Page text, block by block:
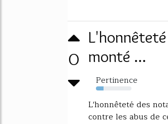
0 monté ...
Pertinence
21%
L'honnêteté des
contre les abus de